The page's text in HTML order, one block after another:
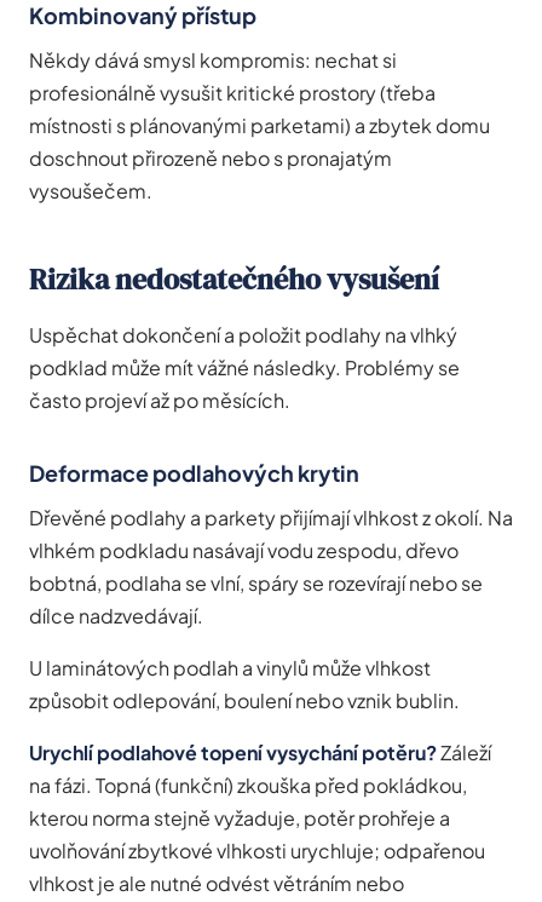
Kombinovaný přístup
Někdy dává smysl kompromis: nechat si
profesionálně vysušit kritické prostory (třeba
místnosti s plánovanými parketami) a zbytek domu
doschnout přirozeně nebo s pronajatým
vysoušečem.
Rizika nedostatečného vysušení
Uspěchat dokončení a položit podlahy na vlhký
podklad může mít vážné následky. Problémy se
často projeví až po měsících.
Deformace podlahových krytin
Dřevěné podlahy a parkety přijímají vlhkost z okolí. Na
vlhkém podkladu nasávají vodu zespodu, dřevo
bobtná, podlaha se vlní, spáry se rozevírají nebo se
dílce nadzvedávají.
U laminátových podlah a vinylů může vlhkost
způsobit odlepování, boulení nebo vznik bublin.
Urychlí podlahové topení vysychání potěru?Záleží
na fázi. Topná (funkční) zkouška před pokládkou,
kterou norma stejně vyžaduje, potěr prohřeje a
uvolňování zbytkové vlhkosti urychluje; odpařenou
vlhkost je ale nutné odvést větráním nebo